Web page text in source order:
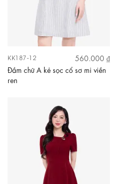
KK187-12
560.000 ₫
Đầm chữ A kẻ sọc cổ sơ mi viền
ren